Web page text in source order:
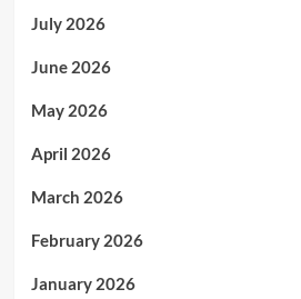
July 2026
June 2026
May 2026
April 2026
March 2026
February 2026
January 2026